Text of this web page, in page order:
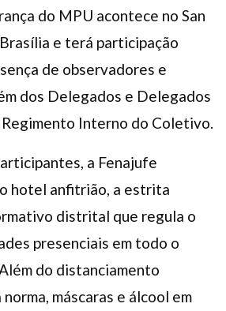
do MPU acontece no San
e terá participação
de observadores e
dos Delegados e Delegados
Interno do Coletivo.
a Fenajufe
hotel anfitrião, a estrita
distrital que regula o
presenciais em todo o
do distanciamento
máscaras e álcool em